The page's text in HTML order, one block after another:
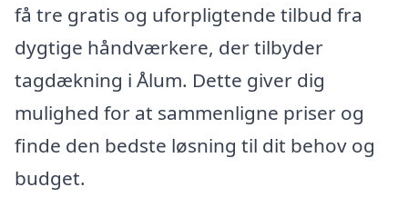
få tre gratis og uforpligtende tilbud fra
dygtige håndværkere, der tilbyder
tagdækning i Ålum. Dette giver dig
mulighed for at sammenligne priser og
finde den bedste løsning til dit behov og
budget.